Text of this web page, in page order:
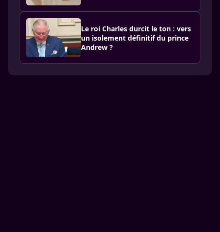
Le roi Charles durcit le ton : vers
un isolement définitif du prince
Andrew ?